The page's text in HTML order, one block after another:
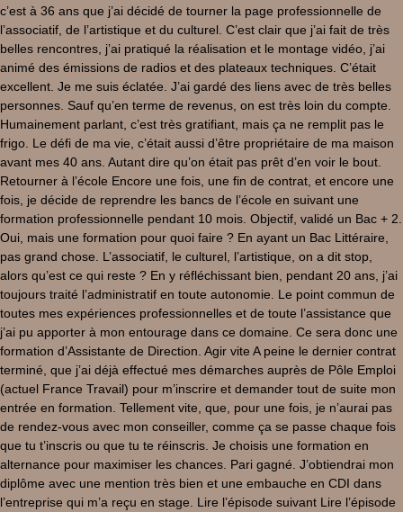
c’est à 36 ans que j’ai décidé de tourner la page professionnelle de
l’associatif, de l’artistique et du culturel. C’est clair que j’ai fait de très
belles rencontres, j’ai pratiqué la réalisation et le montage vidéo, j’ai
animé des émissions de radios et des plateaux techniques. C’était
excellent. Je me suis éclatée. J’ai gardé des liens avec de très belles
personnes. Sauf qu’en terme de revenus, on est très loin du compte.
Humainement parlant, c’est très gratifiant, mais ça ne remplit pas le
frigo. Le défi de ma vie, c’était aussi d’être propriétaire de ma maison
avant mes 40 ans. Autant dire qu’on était pas prêt d’en voir le bout.
Retourner à l’école Encore une fois, une fin de contrat, et encore une
fois, je décide de reprendre les bancs de l’école en suivant une
formation professionnelle pendant 10 mois. Objectif, validé un Bac + 2.
Oui, mais une formation pour quoi faire ? En ayant un Bac Littéraire,
pas grand chose. L’associatif, le culturel, l’artistique, on a dit stop,
alors qu’est ce qui reste ? En y réfléchissant bien, pendant 20 ans, j’ai
toujours traité l’administratif en toute autonomie. Le point commun de
toutes mes expériences professionnelles et de toute l’assistance que
j’ai pu apporter à mon entourage dans ce domaine. Ce sera donc une
formation d’Assistante de Direction. Agir vite A peine le dernier contrat
terminé, que j’ai déjà effectué mes démarches auprès de Pôle Emploi
(actuel France Travail) pour m’inscrire et demander tout de suite mon
entrée en formation. Tellement vite, que, pour une fois, je n’aurai pas
de rendez-vous avec mon conseiller, comme ça se passe chaque fois
que tu t’inscris ou que tu te réinscris. Je choisis une formation en
alternance pour maximiser les chances. Pari gagné. J’obtiendrai mon
diplôme avec une mention très bien et une embauche en CDI dans
l’entreprise qui m’a reçu en stage. Lire l’épisode suivant Lire l’épisode